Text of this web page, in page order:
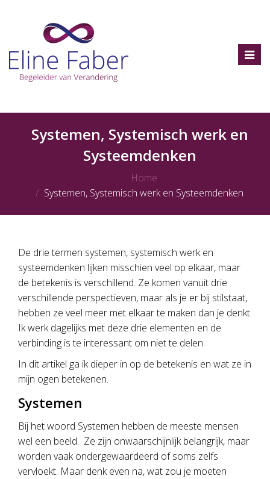
Systemen, Systemisch werk en
Systeemdenken
Home
Systemen, Systemisch werk en Systeemdenken
De drie termen systemen, systemisch werk en
systeemdenken lijken misschien veel op elkaar, maar
de betekenis is verschillend. Ze komen vanuit drie
verschillende perspectieven, maar als je er bij stilstaat,
hebben ze veel meer met elkaar te maken dan je denkt.
Ik werk dagelijks met deze drie elementen en de
verbinding is te interessant om niet te delen.
In dit artikel ga ik dieper in op de betekenis en wat ze in
mijn ogen betekenen.
Systemen
Bij het woord Systemen hebben de meeste mensen
wel een beeld. Ze zijn onwaarschijnlijk belangrijk, maar
worden vaak ondergewaardeerd of soms zelfs
vervloekt. Maar denk even na, wat zou je moeten